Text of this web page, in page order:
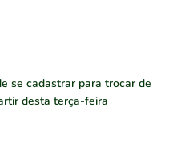
se cadastrar para trocar de
desta terça-feira